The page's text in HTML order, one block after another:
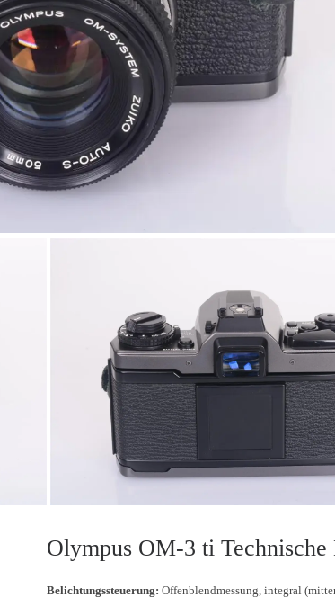
Olympus OM-3 ti Technische
Belichtungssteuerung: Offenblendmessung, integral